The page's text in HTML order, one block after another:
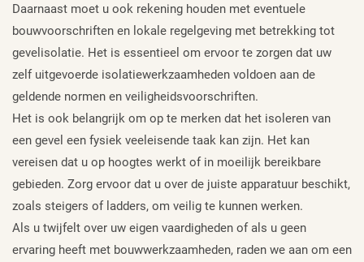
Daarnaast moet u ook rekening houden met eventuele
bouwvoorschriften en lokale regelgeving met betrekking tot
gevelisolatie. Het is essentieel om ervoor te zorgen dat uw
zelf uitgevoerde isolatiewerkzaamheden voldoen aan de
geldende normen en veiligheidsvoorschriften.
Het is ook belangrijk om op te merken dat het isoleren van
een gevel een fysiek veeleisende taak kan zijn. Het kan
vereisen dat u op hoogtes werkt of in moeilijk bereikbare
gebieden. Zorg ervoor dat u over de juiste apparatuur beschikt,
zoals steigers of ladders, om veilig te kunnen werken.
Als u twijfelt over uw eigen vaardigheden of als u geen
ervaring heeft met bouwwerkzaamheden, raden we aan om een